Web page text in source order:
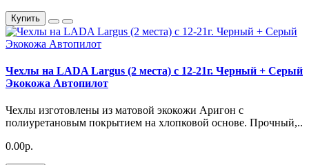
Купить
Чехлы на LADA Largus (2 места) c 12-21г. Черный + Серый
Экокожа Автопилот
Чехлы изготовлены из матовой экокожи Аригон с
полиуретановым покрытием на хлопковой основе. Прочный,..
0.00р.